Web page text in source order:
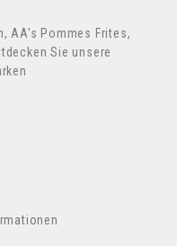
AA's Pommes Frites,
Sie unsere